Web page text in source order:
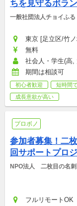
ちを見守るボラ
一般社団法人チョイふる
東京 [足立区/竹
無料
社会人・学生(高,
期間は相談可
初心者歓迎 短時間
成長意欲が高い
プロボノ
参加者募集！二
回サポートプロ
NPO法人　二枚目の名刺
フルリモートOK